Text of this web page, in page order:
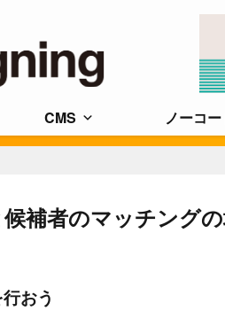
CMS ノーコー
候補者のマッチング
おう